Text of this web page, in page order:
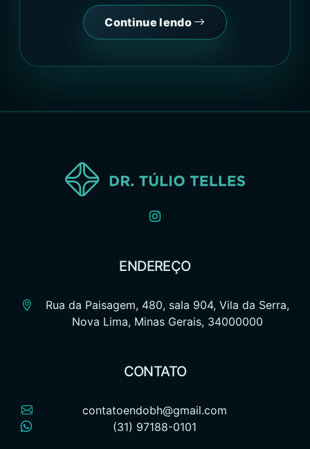
Continue lendo
ENDEREÇO
Rua da Paisagem, 480, sala 904, Vila da Serra,
Nova Lima, Minas Gerais, 34000000
CONTATO
contatoendobh@gmail.com
(31) 97188-0101